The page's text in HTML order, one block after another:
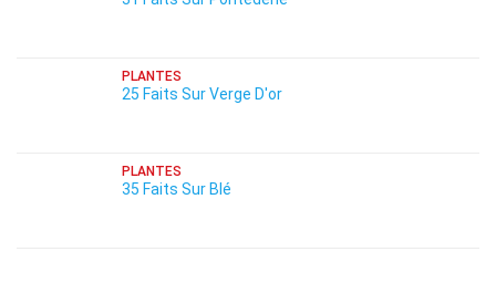
PLANTES
25 Faits Sur Verge D'or
PLANTES
35 Faits Sur Blé